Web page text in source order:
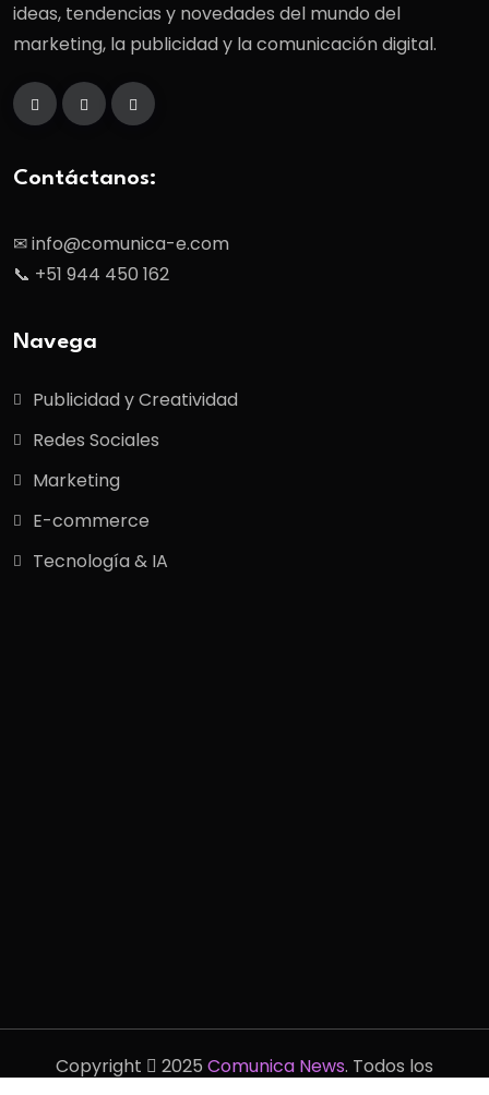
ideas, tendencias y novedades del mundo del
marketing, la publicidad y la comunicación digital.
Contáctanos:
✉ info@comunica-e.com
📞 +51 944 450 162
Navega
Publicidad y Creatividad
Redes Sociales
Marketing
E-commerce
Tecnología & IA
Copyright 2025 Comunica News. Todos los